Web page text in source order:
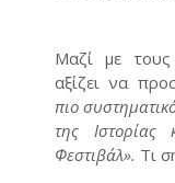
Μαζί με τους
αξίζει να
πιο
της
Φεστιβάλ». Τι